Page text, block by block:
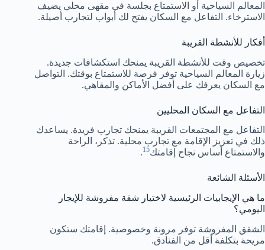
المعالم السياحية أو الاستمتاع بجلسة في مقهى محلي يضيف
الاسترخاء. التفاعل مع السكان يفتح لك أبواب لتجارب أصيلة.
أفكار للأنشطة القريبة
تخصيص وقت للأنشطة القريبة يمنحك استكشافات جديدة.
زيارة المعالم السياحية توفر فرصة للاستمتاع بوقتك. التواصل
مع السكان يعرفك على أفضل الأماكن والمقاهي.
التفاعل مع السكان المحليين
التفاعل مع المجتمعات القريبة يمنحك تجارب فريدة. يساعدك
ذلك في تعزيز الإقامة مع تجارب محلية. تذكر، الراحة
والاستمتاع أساس نجاح إقامتك15
.
الأسئلة الشائعة
ما هي الإيجابيات الرئيسية لاختيار شقة مفروشة للإيجار
اليومي؟
الشقق المفروشة توفر مرونة وخصوصية. إقامتك ستكون
مريحة بتكلفة أقل من الفنادق.